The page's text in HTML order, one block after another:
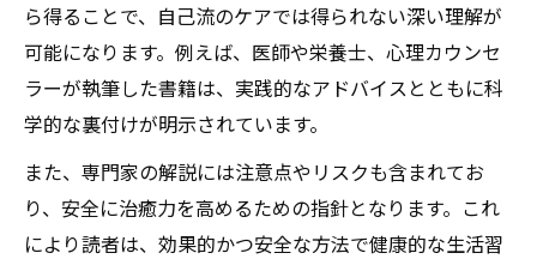
ら得ることで、自己流のケアでは得られない深い理解が
可能になります。例えば、医師や栄養士、心理カウンセ
ラーが執筆した書籍は、実践的なアドバイスとともに科
学的な裏付けが明示されています。
また、専門家の解説には注意点やリスクも含まれてお
り、安全に治癒力を高めるための指針となります。これ
により読者は、効果的かつ安全な方法で健康的な生活習